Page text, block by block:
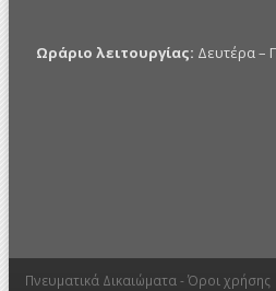
Ωράριο λειτουργίας: Δευτέρα –
Πνευματικά Δικαιώματα - Όροι χρήσης